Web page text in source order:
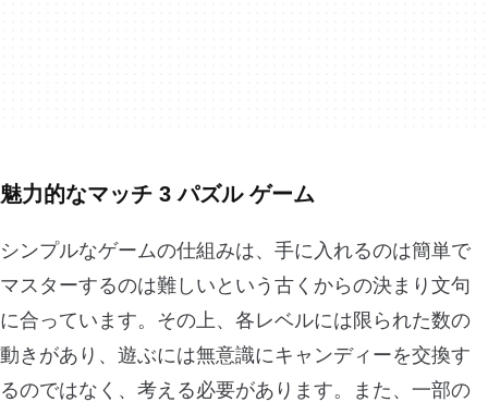
魅力的なマッチ 3 パズル ゲーム
シンプルなゲームの仕組みは、手に入れるのは簡単で
マスターするのは難しいという古くからの決まり文句
に合っています。その上、各レベルには限られた数の
動きがあり、遊ぶには無意識にキャンディーを交換す
るのではなく、考える必要があります。また、一部の